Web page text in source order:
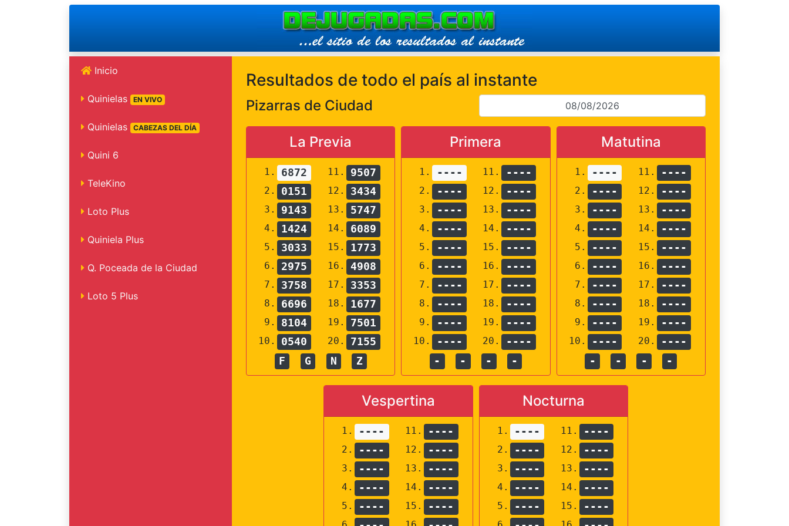
Inicio
Quinielas EN VIVO
Quinielas CABEZAS DEL DÍA
Quini 6
TeleKino
Loto Plus
Quiniela Plus
Q. Poceada de la Ciudad
Loto 5 Plus
Resultados de todo el país al instante
Pizarras de Ciudad
La Previa
1. 6872 11. 9507
2. 0151 12. 3434
3. 9143 13. 5747
4. 1424 14. 6089
5. 3033 15. 1773
6. 2975 16. 4908
7. 3758 17. 3353
8. 6696 18. 1677
9. 8104 19. 7501
10. 0540 20.
7155
F
G N Z
Primera
1. ---- 11. ----
2. ---- 12. ----
3. ---- 13. ----
4. ---- 14. ----
5. ---- 15. ----
6. ---- 16. ----
7. ---- 17. ----
8. ---- 18. ----
9. ---- 19. ----
10. ---- 20.
----
-
- - -
Matutina
1. ---- 11. ----
2. ---- 12. ----
3. ---- 13. ----
4. ---- 14. ----
5. ---- 15. ----
6. ---- 16. ----
7. ---- 17. ----
8. ---- 18. ----
9. ---- 19. ----
10. ---- 20.
----
-
- - -
Vespertina
1. ---- 11. ----
2. ---- 12. ----
3. ---- 13. ----
4. ---- 14. ----
5. ---- 15. ----
Nocturna
1. ---- 11. ----
2. ---- 12. ----
3. ---- 13. ----
4. ---- 14. ----
5. ---- 15. ----